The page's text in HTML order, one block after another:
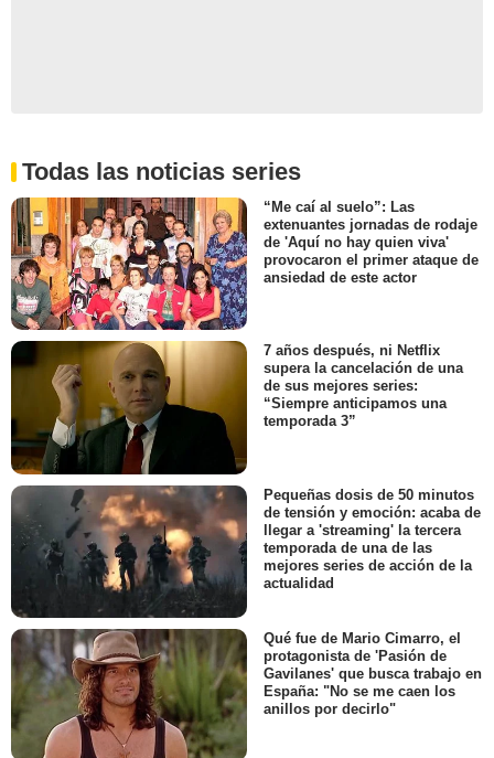
Todas las noticias series
“Me caí al suelo”: Las
extenuantes jornadas de rodaje
de 'Aquí no hay quien viva'
provocaron el primer ataque de
ansiedad de este actor
7 años después, ni Netflix
supera la cancelación de una
de sus mejores series:
“Siempre anticipamos una
temporada 3”
Pequeñas dosis de 50 minutos
de tensión y emoción: acaba de
llegar a 'streaming' la tercera
temporada de una de las
mejores series de acción de la
actualidad
Qué fue de Mario Cimarro, el
protagonista de 'Pasión de
Gavilanes' que busca trabajo en
España: "No se me caen los
anillos por decirlo"